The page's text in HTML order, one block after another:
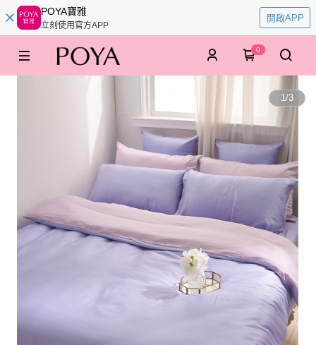
POYA寶雅
立刻使用官方APP
開啟APP
0
1/3